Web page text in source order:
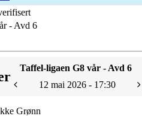
- Avd 6
Taffel-ligaen G8 vår - Avd 6
12 mai 2026 - 17:30
Grønn